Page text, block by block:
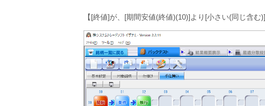
【[終値]が、[期間安値(終値)(10)]より[小さい(同じ含む